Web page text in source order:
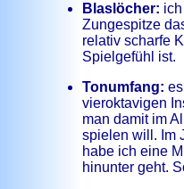
Blaslöcher:
Zungespitze
relativ scharfe
Spielgefühl ist.
Tonumfang:
vieroktavigen
man damit im
spielen will. Im
habe ich eine
hinunter geht.